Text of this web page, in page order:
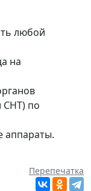
любой
на
СНТ) по
аппараты.
Перепечатка